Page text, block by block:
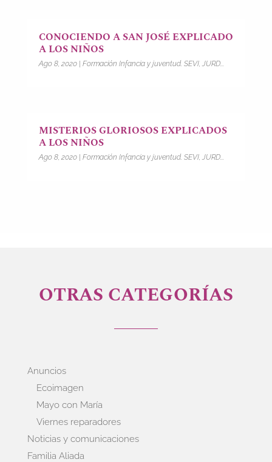
CONOCIENDO A SAN JOSÉ EXPLICADO
A LOS NIÑOS
Ago 8, 2020| Formación Infancia y juventud. SEVI, JURD...
MISTERIOS GLORIOSOS EXPLICADOS
A LOS NIÑOS
Ago 8, 2020| Formación Infancia y juventud. SEVI, JURD...
OTRAS CATEGORÍAS
Anuncios
Ecoimagen
Mayo con María
Viernes reparadores
Noticias y comunicaciones
Familia Aliada